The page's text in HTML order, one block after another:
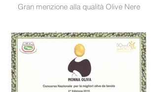
Gran menzione alla qualità Olive Nere